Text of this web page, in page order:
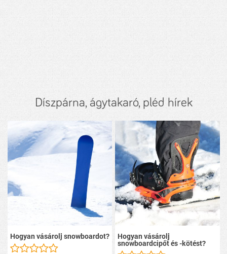
Díszpárna, ágytakaró, pléd hírek
Hogyan vásárolj snowboardot? Hogyan vásárolj
snowboardcipőt és -kötést?